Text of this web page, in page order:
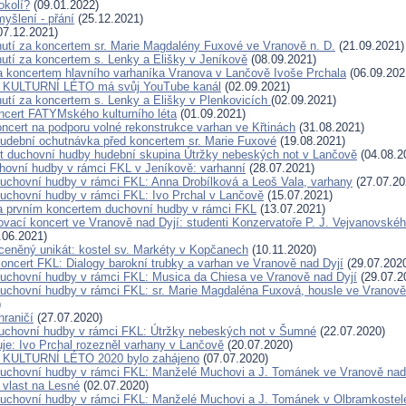
(09.01.2022)
- přání (25.12.2021)
za koncertem sr. Marie Magdalény Fuxové ve Vranově n. D. (21.09.2021)
za koncertem s. Lenky a Elišky v Jeníkově (08.09.2021)
koncertem hlavního varhaníka Vranova v Lančově Ivoše Prchala
LÉTO má svůj YouTube kanál (02.09.2021)
za koncertem s. Lenky a Elišky v Plenkovicích (02.09.2021)
FATYMského kulturního léta(01.09.2021)
na podporu volné rekonstrukce varhan ve Křtinách (31.08.2021)
ochutnávka před koncertem sr. Marie Fuxové (19.08.2021)
duchovní hudby hudební skupina Útržky nebeských not v Lančově
hudby v rámci FKL v Jeníkově: varhanní (28.07.2021)
hudby v rámci FKL: Anna Drobílková a Leoš Vala, varhany
hudby v rámci FKL: Ivo Prchal v Lančově (15.07.2021)
prvním koncertem duchovní hudby v rámci FKL (13.07.2021)
koncert ve Vranově nad Dyjí: studenti Konzervatoře P. J.
unikát: kostel sv. Markéty v Kopčanech (10.11.2020)
FKL: Dialogy barokní trubky a varhan ve Vranově nad Dyjí
hudby v rámci FKL: Musica da Chiesa ve Vranově nad Dyjí
hudby v rámci FKL: sr. Marie Magdaléna Fuxová, housle ve
(27.07.2020)
hudby v rámci FKL: Útržky nebeských not v Šumné (22.07.2020)
Ivo Prchal rozezněl varhany v Lančově (20.07.2020)
LÉTO 2020 bylo zahájeno (07.07.2020)
hudby v rámci FKL: Manželé Muchovi a J. Tománek ve Vranově
na Lesné (02.07.2020)
hudby v rámci FKL: Manželé Muchovi a J. Tománek v